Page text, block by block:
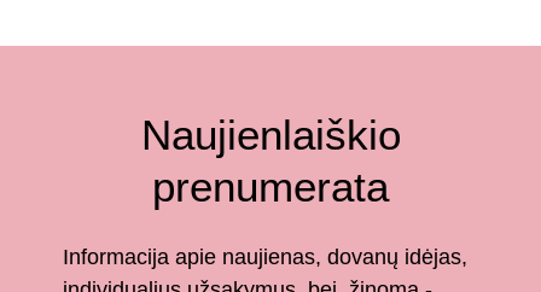
Naujienlaiškio
prenumerata
Informacija apie naujienas, dovanų idėjas,